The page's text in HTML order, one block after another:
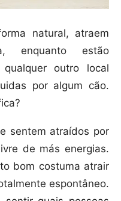
natural, atraem
enquanto estão
outro local
por algum cão.
sentem atraídos por
de más energias.
bom costuma atrair
espontâneo.